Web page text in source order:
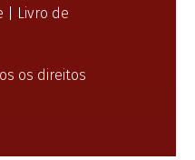
Livro de
os direitos